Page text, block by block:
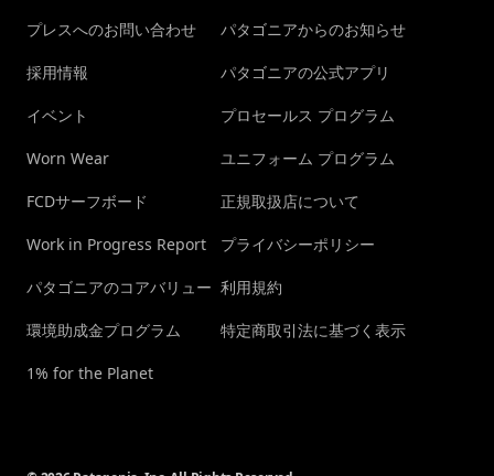
プレスへのお問い合わせ
採用情報
イベント
Worn Wear
FCDサーフボード
Work in Progress Report
パタゴニアのコアバリュー
環境助成金プログラム
1% for the Planet
パタゴニアからのお知らせ
パタゴニアの公式アプリ
プロセールス プログラム
ユニフォーム プログラム
正規取扱店について
プライバシーポリシー
利用規約
特定商取引法に基づく表示